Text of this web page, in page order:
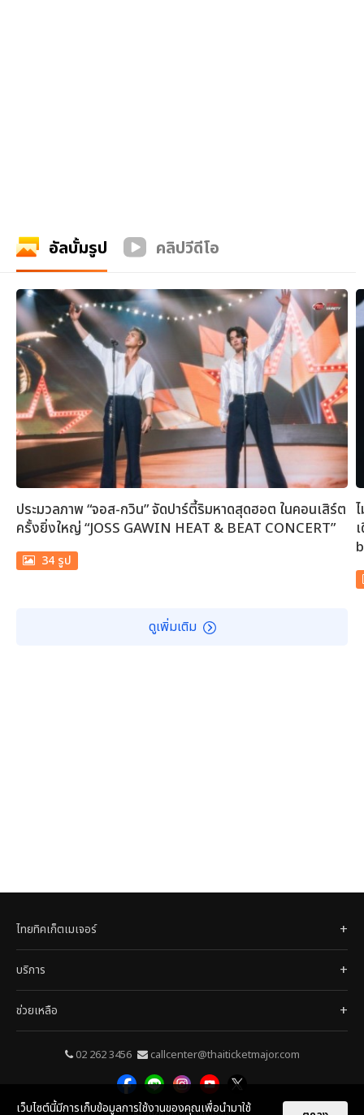
อัลบั้มรูป คลิปวีดีโอ
ประมวลภาพ “จอส-กวิน” จัดปาร์ตี้ริมหาดสุดฮอต ในคอนเสิร์ต
ครั้งยิ่งใหญ่ “JOSS GAWIN HEAT & BEAT CONCERT”
34 รูป
ดูเพิ่มเติม
ไทยทิคเก็ตเมเจอร์
บริการ
ช่วยเหลือ
02 262 3456 callcenter@thaiticketmajor.com
เว็บไซต์นี้มีการเก็บข้อมูลการใช้งานของคุณเพื่อนำมาใช้